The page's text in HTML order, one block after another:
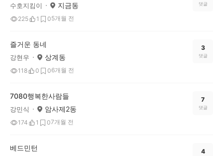
수호지킴이 지금동
225 1 05개월 전
댓글
즐거운 동네
강현우 상계동
118 0 06개월 전
3
댓글
7080행복한사람들
강민식 암사제2동
174 1 07개월 전
7
댓글
베드민턴 4